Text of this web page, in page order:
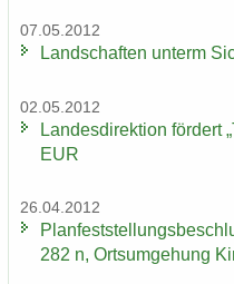
07.05.2012
Land­schaf­ten un­term
02.05.2012
Lan­des­di­rek­ti­on för­dert
EUR
26.04.2012
282 n, Orts­um­ge­hung